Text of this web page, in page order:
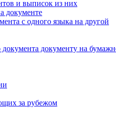
и выписок из них
документе
с одного языка на другой
документа документу на
за рубежом